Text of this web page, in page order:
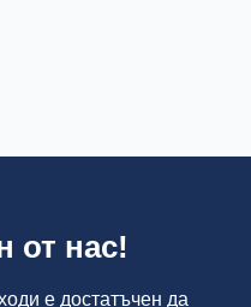
от нас!
е достатъчен да